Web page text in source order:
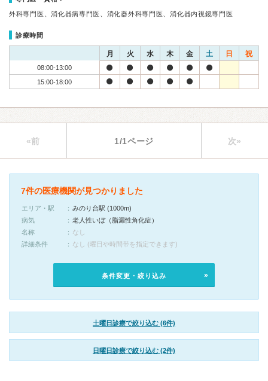
外科専門医、消化器病専門医、消化器外科専門医、消化器内視鏡専門医
診療時間
月 火 水 木 金 土 日 祝
08:00-13:00
15:00-18:00
«前 1/1ページ 次»
7件の医療機関が見つかりました
エリア・駅
みのり台駅 (1000m)
病気
老人性いぼ（脂漏性角化症）
名称
なし
詳細条件
なし (曜日や時間帯を指定できます)
条件変更・絞り込み
土曜日診療で絞り込む (6件)
日曜日診療で絞り込む (2件)